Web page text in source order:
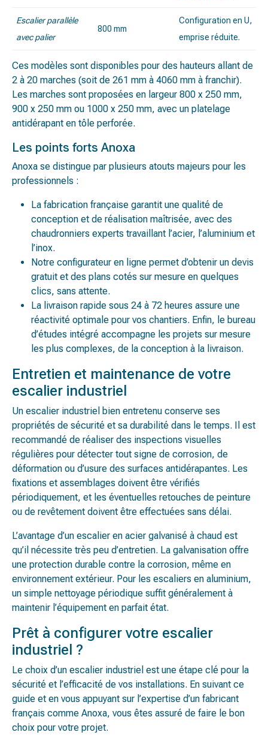
Escalier parallèle
avec palier
800 mm
Configuration en U,
emprise réduite.
Ces modèles sont disponibles pour des hauteurs allant de
2 à 20 marches (soit de 261 mm à 4060 mm à franchir).
Les marches sont proposées en largeur 800 x 250 mm,
900 x 250 mm ou 1000 x 250 mm, avec un platelage
antidérapant en tôle perforée.
Les points forts Anoxa
Anoxa se distingue par plusieurs atouts majeurs pour les
professionnels :
La fabrication française garantit une qualité de
conception et de réalisation maîtrisée, avec des
chaudronniers experts travaillant l’acier, l’aluminium et
l’inox.
Notre configurateur en ligne permet d’obtenir un devis
gratuit et des plans cotés sur mesure en quelques
clics, sans attente.
La livraison rapide sous 24 à 72 heures assure une
réactivité optimale pour vos chantiers. Enfin, le bureau
d’études intégré accompagne les projets sur mesure
les plus complexes, de la conception à la livraison.
Entretien et maintenance de votre
escalier industriel
Un escalier industriel bien entretenu conserve ses
propriétés de sécurité et sa durabilité dans le temps. Il est
recommandé de réaliser des inspections visuelles
régulières pour détecter tout signe de corrosion, de
déformation ou d’usure des surfaces antidérapantes. Les
fixations et assemblages doivent être vérifiés
périodiquement, et les éventuelles retouches de peinture
ou de revêtement doivent être effectuées sans délai.
L’avantage d’un escalier en acier galvanisé à chaud est
qu’il nécessite très peu d’entretien. La galvanisation offre
une protection durable contre la corrosion, même en
environnement extérieur. Pour les escaliers en aluminium,
un simple nettoyage périodique suffit généralement à
maintenir l’équipement en parfait état.
Prêt à configurer votre escalier
industriel ?
Le choix d’un escalier industriel est une étape clé pour la
sécurité et l’efficacité de vos installations. En suivant ce
guide et en vous appuyant sur l’expertise d’un fabricant
français comme Anoxa, vous êtes assuré de faire le bon
choix pour votre projet.